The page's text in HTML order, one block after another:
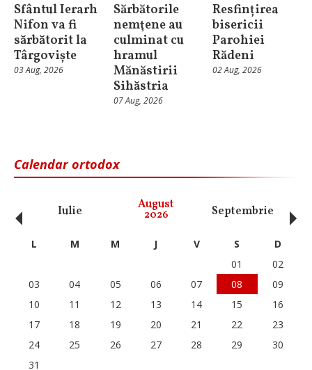
Sfântul Ierarh
Nifon va fi
sărbătorit la
Târgoviște
03 Aug, 2026
Sărbătorile
nemţene au
culminat cu
hramul
Mănăstirii
Sihăstria
07 Aug, 2026
Resfințirea
bisericii
Parohiei
Rădeni
02 Aug, 2026
Calendar ortodox
Iulie August
2026 Septembrie
‹ L M M J V S
D
01
02
03
04 05 06 07 08
09
10
11 12 13 14 15
16
17
18 19 20 21 22
23
24
25 26 27 28 29
30
31